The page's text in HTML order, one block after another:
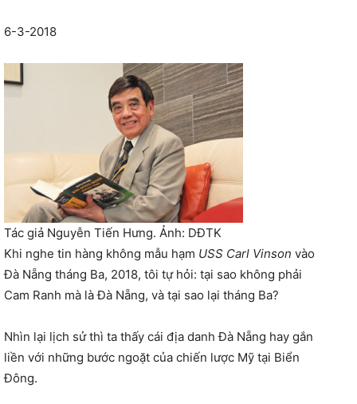
6-3-2018
Tác giả Nguyễn Tiến Hưng. Ảnh: DĐTK
Khi nghe tin hàng không mẫu hạm USS Carl Vinson vào
Đà Nẵng tháng Ba, 2018, tôi tự hỏi: tại sao không phải
Cam Ranh mà là Đà Nẵng, và tại sao lại tháng Ba?
Nhìn lại lịch sử thì ta thấy cái địa danh Đà Nẵng hay gắn
liền với những bước ngoặt của chiến lược Mỹ tại Biển
Đông.